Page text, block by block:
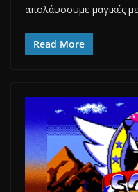
απολάυσουμε μαγικές
Read More